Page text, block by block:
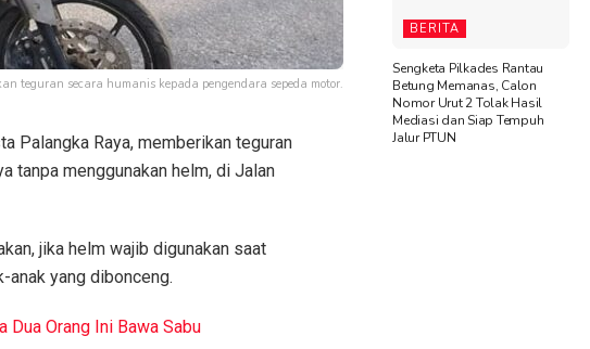
teguran secara humanis kepada pengendara sepeda motor.
Palangka Raya, memberikan teguran
tanpa menggunakan helm, di Jalan
jika helm wajib digunakan saat
anak yang dibonceng.
Dua Orang Ini Bawa Sabu
BERITA
Sengketa Pilkades Rantau
Betung Memanas, Calon
Nomor Urut 2 Tolak Hasil
Mediasi dan Siap Tempuh
Jalur PTUN